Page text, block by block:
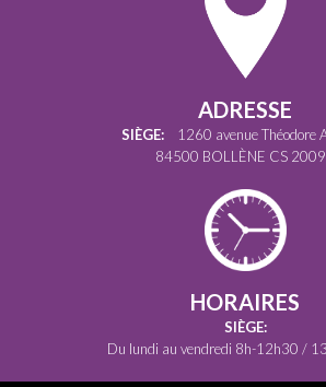
ADRESSE
SIÈGE: 1260 avenue Théodore
84500 BOLLÈNE CS
HORAIRES
SIÈGE:
Du lundi au vendredi 8h-12h30 /